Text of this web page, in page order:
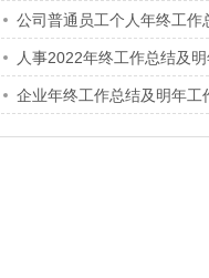
公司普通员工个人年终工作
人事2022年终工作总结及
企业年终工作总结及明年工